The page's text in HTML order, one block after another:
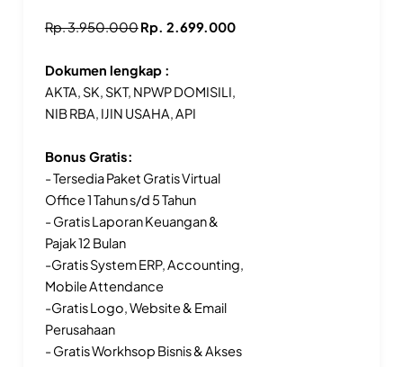
Rp. 3.950.000Rp. 2.699.000
Dokumen lengkap :
AKTA, SK, SKT, NPWP DOMISILI,
NIB RBA, IJIN USAHA, API
Bonus Gratis:
- Tersedia Paket Gratis Virtual
Office 1 Tahun s/d 5 Tahun
- Gratis Laporan Keuangan &
Pajak 12 Bulan
-Gratis System ERP, Accounting,
Mobile Attendance
-Gratis Logo, Website & Email
Perusahaan
- Gratis Workhsop Bisnis & Akses